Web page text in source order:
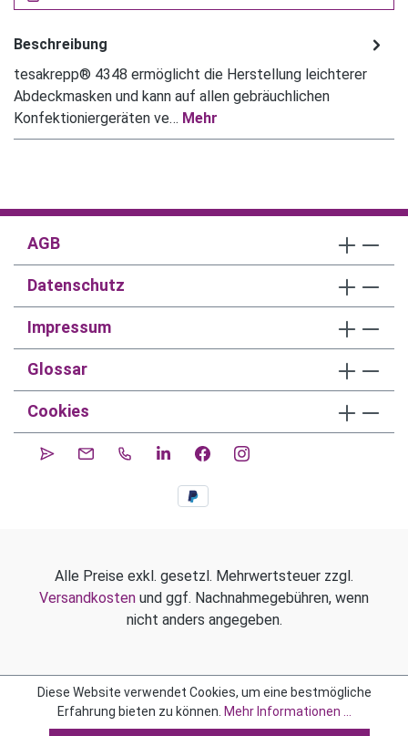
Beschreibung
tesakrepp® 4348 ermöglicht die Herstellung leichterer
Abdeckmasken und kann auf allen gebräuchlichen
Konfektioniergeräten ve… Mehr
AGB
Datenschutz
Impressum
Glossar
Cookies
Alle Preise exkl. gesetzl. Mehrwertsteuer zzgl.
Versandkosten und ggf. Nachnahmegebühren, wenn
nicht anders angegeben.
Diese Website verwendet Cookies, um eine bestmögliche
Erfahrung bieten zu können. Mehr Informationen ...